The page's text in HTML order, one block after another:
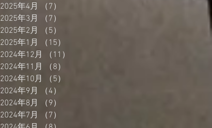
2025年4月
（7）
2025年3月
（7）
2025年2月
（5）
2025年1月
（15）
2024年12月
（11）
2024年11月
（8）
2024年10月
（5）
2024年9月
（4）
2024年8月
（9）
2024年7月
（7）